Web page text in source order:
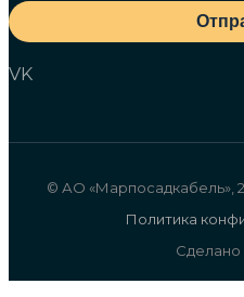
VK
© АО «Марпосадкабель»,
Политика
Сделано